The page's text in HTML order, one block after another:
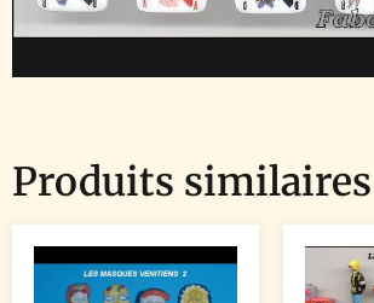
Produits similaires